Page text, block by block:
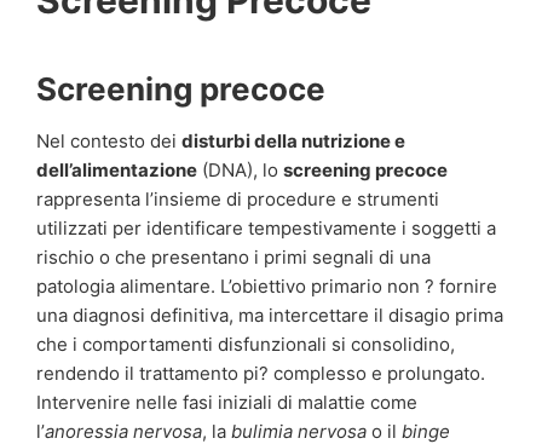
Screening precoce
Nel contesto dei disturbi della nutrizione e
dell’alimentazione (DNA), lo screening precoce
rappresenta l’insieme di procedure e strumenti
utilizzati per identificare tempestivamente i soggetti a
rischio o che presentano i primi segnali di una
patologia alimentare. L’obiettivo primario non ? fornire
una diagnosi definitiva, ma intercettare il disagio prima
che i comportamenti disfunzionali si consolidino,
rendendo il trattamento pi? complesso e prolungato.
Intervenire nelle fasi iniziali di malattie come
l’anoressia nervosa, la bulimia nervosa o il binge